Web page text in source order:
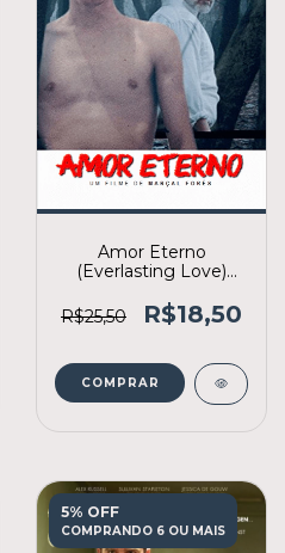
Amor Eterno
(Everlasting Love)
R$25,50
R$18,50
COMPRAR
5% OFF
COMPRANDO 6 OU MAIS